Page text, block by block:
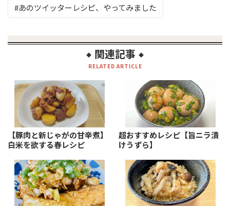
あのツイッターレシピ、やってみました
◆ 関連記事 ◆
RELATED ARTICLE
【豚肉と新じゃがの甘辛煮】
白米を欲する春レシピ
超おすすめレシピ【旨ニラ漬
けうずら】